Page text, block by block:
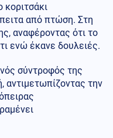
κοριτσάκι
από πτώση. Στη
αναφέροντας ότι το
ενώ έκανε δουλειές.
σύντροφός της
αντιμετωπίζοντας την